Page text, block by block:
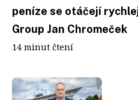
peníze se otáčejí
Group Jan Chromeček
14 minut čtení